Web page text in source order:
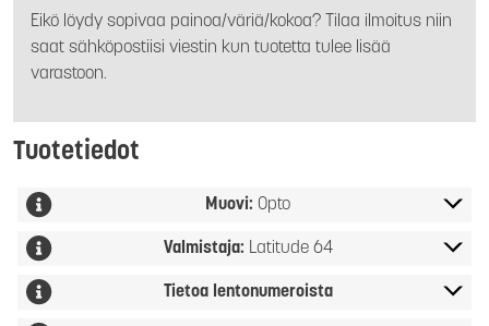
Eikö löydy sopivaa painoa/väriä/kokoa? Tilaa ilmoitus niin
saat sähköpostiisi viestin kun tuotetta tulee lisää
varastoon.
Tuotetiedot
Muovi: Opto
Valmistaja: Latitude 64
Tietoa lentonumeroista